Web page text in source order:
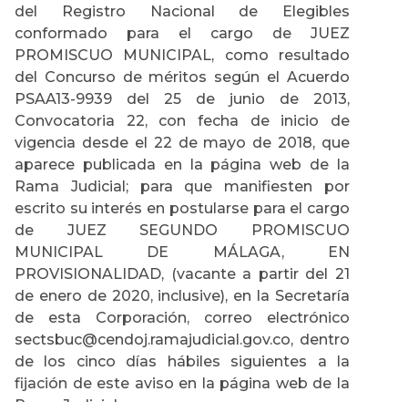
del Registro Nacional de Elegibles
conformado para el cargo de JUEZ
PROMISCUO MUNICIPAL, como resultado
del Concurso de méritos según el Acuerdo
PSAA13-9939 del 25 de junio de 2013,
Convocatoria 22, con fecha de inicio de
vigencia desde el 22 de mayo de 2018, que
aparece publicada en la página web de la
Rama Judicial; para que manifiesten por
escrito su interés en postularse para el cargo
de JUEZ SEGUNDO PROMISCUO
MUNICIPAL DE MÁLAGA, EN
PROVISIONALIDAD, (vacante a partir del 21
de enero de 2020, inclusive), en la Secretaría
de esta Corporación, correo electrónico
sectsbuc@cendoj.ramajudicial.gov.co, dentro
de los cinco días hábiles siguientes a la
fijación de este aviso en la página web de la